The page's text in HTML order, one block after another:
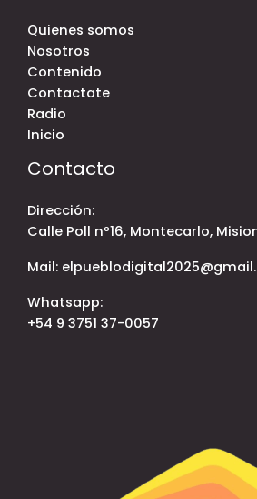
Quienes somos
Nosotros
Contenido
Contactate
Radio
Inicio
Contacto
Dirección:
Calle Poll nº16, Montecarlo,
Mail:
Whatsapp:
+54 9 3751 37-0057